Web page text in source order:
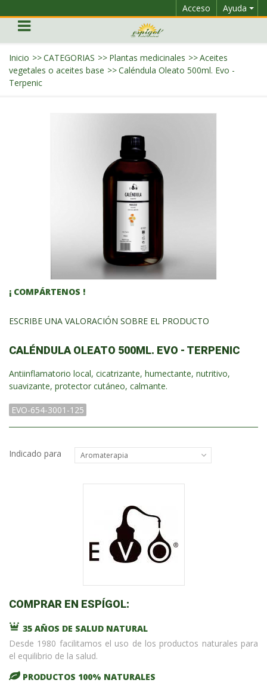
Ayuda
Acceso
Inicio >>CATEGORIAS >> Plantas medicinales >>Aceites
vegetales o aceites base >>Caléndula Oleato 500ml. Evo -
Terpenic
¡ COMPÁRTENOS !
ESCRIBE UNA VALORACIÓN SOBRE EL PRODUCTO
CALÉNDULA OLEATO 500ML. EVO - TERPENIC
Antiinflamatorio local, cicatrizante, humectante, nutritivo,
suavizante, protector cutáneo, calmante.
EVO-654-3001-125
Indicado para Aromaterapia
COMPRAR EN ESPÍGOL:
35 AÑOS DE SALUD NATURAL
Desde 1980 facilitamos el uso de los productos naturales para
el equilibrio de la salud.
PRODUCTOS 100% NATURALES